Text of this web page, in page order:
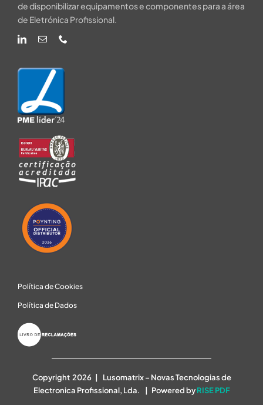
de disponibilizar equipamentos e componentes para a área
de Eletrónica Profissional.
Política de Cookies
Política de Dados
Copyright 2026 | Lusomatrix – Novas Tecnologias de
Electronica Profissional, Lda. | Powered byRISE PDF